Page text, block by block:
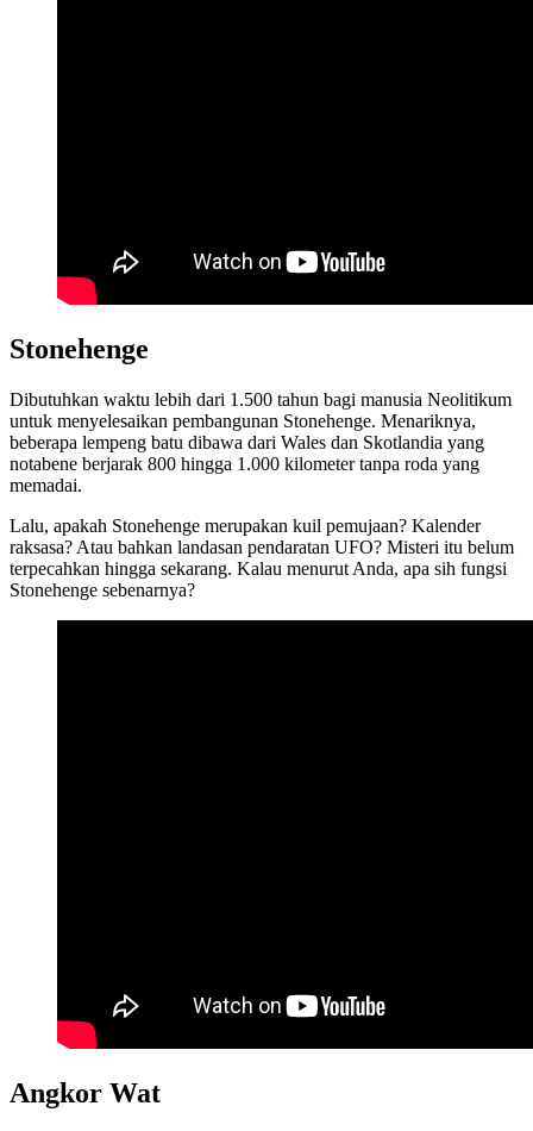
Stonehenge
Dibutuhkan waktu lebih dari 1.500 tahun bagi manusia Neolitikum
untuk menyelesaikan pembangunan Stonehenge. Menariknya,
beberapa lempeng batu dibawa dari Wales dan Skotlandia yang
notabene berjarak 800 hingga 1.000 kilometer tanpa roda yang
memadai.
Lalu, apakah Stonehenge merupakan kuil pemujaan? Kalender
raksasa? Atau bahkan landasan pendaratan UFO? Misteri itu belum
terpecahkan hingga sekarang. Kalau menurut Anda, apa sih fungsi
Stonehenge sebenarnya?
Angkor Wat